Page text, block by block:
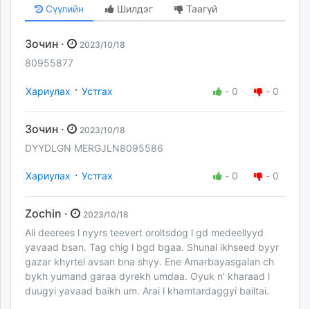
Сүүлийн Шилдэг Таагүй
Зочин · 2023/10/18
80955877
Хариулах · Устгах - 0 - 0
Зочин · 2023/10/18
DYYDLGN MERGJLN8095586
Хариулах · Устгах - 0 - 0
Zochin · 2023/10/18
Ali deerees l nyyrs teevert oroltsdog l gd medeellyyd
yavaad bsan. Tag chig l bgd bgaa. Shunal ikhseed byyr
gazar khyrtel avsan bna shyy. Ene Amarbayasgalan ch
bykh yumand garaa dyrekh umdaa. Oyuk n' kharaad l
duugyi yavaad baikh um. Arai l khamtardaggyi bailtai.